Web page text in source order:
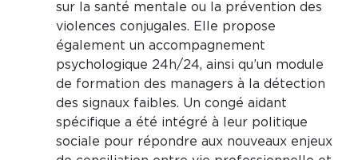
sur la santé mentale ou la prévention des
violences conjugales. Elle propose
également un accompagnement
psychologique 24h/24, ainsi qu’un module
de formation des managers à la détection
des signaux faibles. Un congé aidant
spécifique a été intégré à leur politique
sociale pour répondre aux nouveaux enjeux